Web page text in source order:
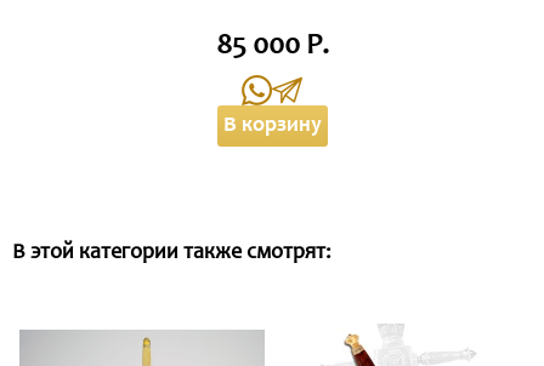
85 000 Р.
В корзину
В этой категории также смотрят: